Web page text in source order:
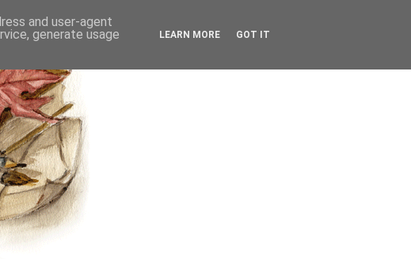
and user-agent
generate usage
LEARN MORE GOT IT